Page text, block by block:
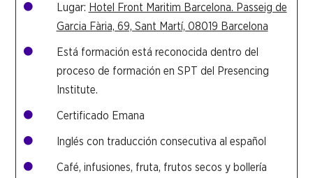
 Lugar: Hotel Front Maritim Barcelona. Passeig de
Garcia Fària, 69, Sant Martí, 08019 Barcelona

Está formación está reconocida dentro del
proceso de formación en SPT del Presencing
Institute.
 Certificado Emana
 Inglés con traducción consecutiva al español

Café, infusiones, fruta, frutos secos y bollería